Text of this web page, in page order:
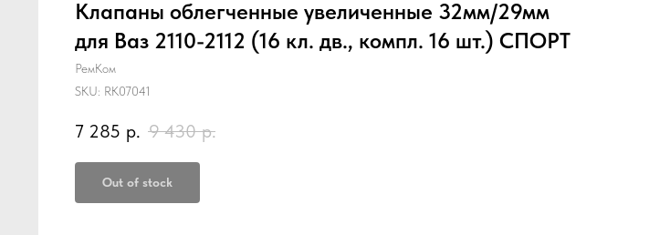
Клапаны облегченные увеличенные 32мм/29мм
для Ваз 2110-2112 (16 кл. дв., компл. 16 шт.) СПОРТ
РемКом
SKU: RK07041
7 285 р. 9 430 р.
Out of stock